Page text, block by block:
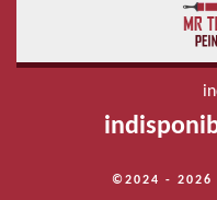
©2024 - 2026